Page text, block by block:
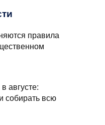
правила
августе:
собирать всю